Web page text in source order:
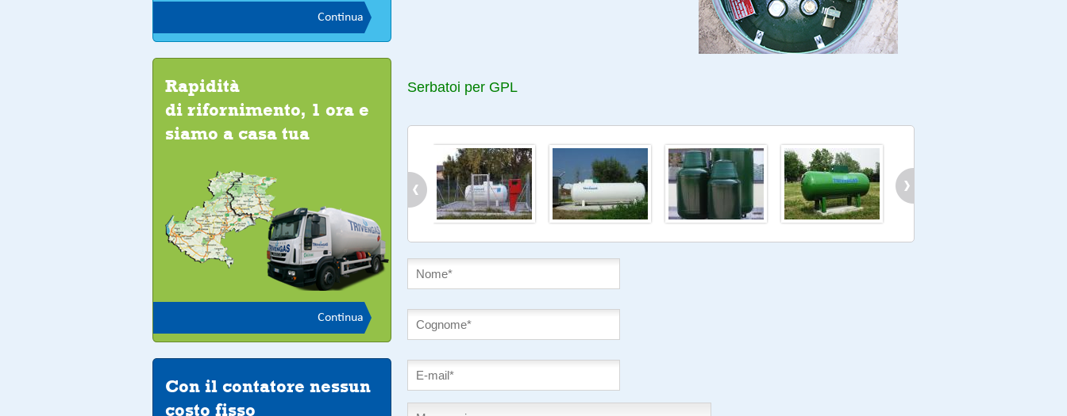
Continua
Continua
Rapidità
di rifornimento, 1 ora e
siamo a casa tua
Con il contatore nessun
costo fisso
Serbatoi per GPL